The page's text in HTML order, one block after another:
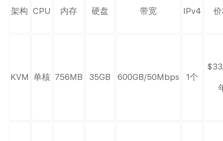
架构 CPU 内存 硬盘 带宽 IPv4
KVM 单核 756MB 35GB 600GB/50Mbps 1个